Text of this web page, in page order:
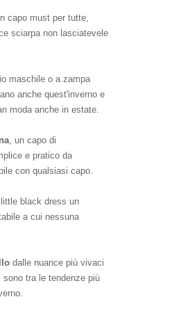
capo must per tutte,
sciarpa non lasciatevele
maschile o a zampa
anche quest'inverno e
moda anche in estate.
, un capo di
e pratico da
con qualsiasi capo.
black dress un
a cui nessuna
dalle nuance più vivaci
tra le tendenze più